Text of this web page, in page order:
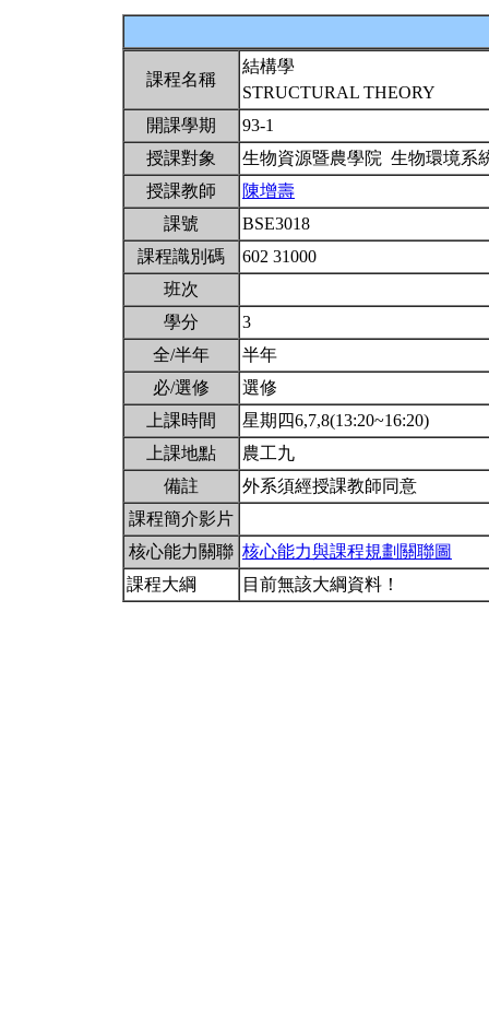
課程名稱
結構學
STRUCTURAL THEORY
開課學期
93-1
授課對象
生物資源暨農學院 生物環境系
授課教師
陳增壽
課號
BSE3018
課程識別碼
602 31000
班次
學分
3
全/半年
半年
必/選修
選修
上課時間
星期四6,7,8(13:20~16:20)
上課地點
農工九
備註
外系須經授課教師同意
課程簡介影片
核心能力關聯 核心能力與課程規劃關聯圖
課程大綱
目前無該大綱資料！